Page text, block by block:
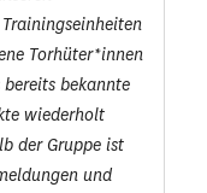
Torhüter*innen
bekannte
wiederholt
der Gruppe ist
und